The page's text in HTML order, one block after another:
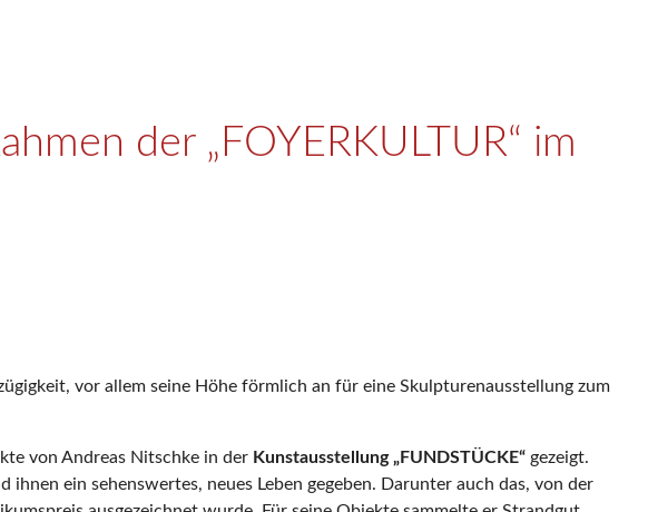
der „FOYERKULTUR“ im
vor allem seine Höhe förmlich an für eine Skulpturenausstellung zum
von Andreas Nitschke in der Kunstausstellung „FUNDSTÜCKE“ gezeigt.
ein sehenswertes, neues Leben gegeben. Darunter auch das, von der